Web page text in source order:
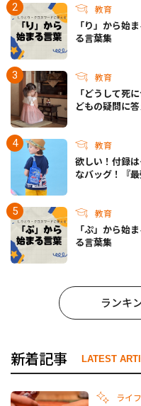
教育
「り」から始
る言葉集
教育
「どうして死
どもの疑問に
教育
欲しい！付録
なバッグ！『
教育
「ぷ」から始
る言葉集
ランキ
新着記事 LATEST
ライフ